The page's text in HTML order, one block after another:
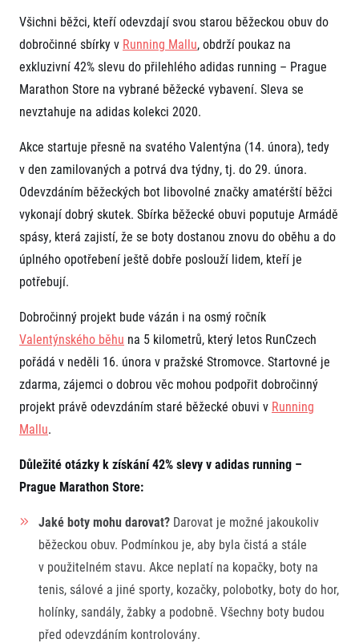
Mobilní aplikace RunCzech
Stáhněte si mobilní aplikaci RunCzech.
EuroHeroes Challenge 2019
Systém bodování
Pro závodníky
Pravidla a všeobecné informace
Vše k pojištění
Přeregistrace na jiného závodníka
Pověření k vyzvednutí čísla
Vaše Fotografie
Inspirace
Příběhy běžců
RunCzech Story
Komunity
Prvoběžci
RunCzech Kings & Queens
dm rodinná míle
Český maratonský klub
RunCzech Pacers
Running Doctors
Středoškoláci
Seznam neziskových organizací
Běžím pro stromy
Užitečné
Kontakt
Náš tým
Naši partneři
Historie
Pro veřejnost
FAQ (Často kladené dotazy)
Oznámení fúze
Dárkové poukazy
Šablony k dárkovému poukazu ke stažení
Pro média
Akreditace a vše k závodům
Tiskové zprávy
Poznámky pro editory
Magazíny
All Runners Are Beautiful
RunCzech Racing
Ekofilozofie
Running Mall
Vítejte v Running Mall
Kalendář
Individuální trénink
Firemní tréninky
Masáže
Titulární partneři
Všichni běžci, kteří odevzdají svou starou běžeckou obuv do
dobročinné sbírky v Running Mallu, obdrží poukaz na
exkluzivní 42% slevu do přilehlého adidas running – Prague
Marathon Store na vybrané běžecké vybavení. Sleva se
nevztahuje na adidas kolekci 2020.
Akce startuje přesně na svatého Valentýna (14. února), tedy
v den zamilovaných a potrvá dva týdny, tj. do 29. února.
Odevzdáním běžeckých bot libovolné značky amatérští běžci
vykonají dobrý skutek. Sbírka běžecké obuvi poputuje Armádě
spásy, která zajistí, že se boty dostanou znovu do oběhu a do
úplného opotřebení ještě dobře poslouží lidem, kteří je
potřebují.
Dobročinný projekt bude vázán i na osmý ročník
Valentýnského běhu na 5 kilometrů, který letos RunCzech
pořádá v neděli 16. února v pražské Stromovce. Startovné je
zdarma, zájemci o dobrou věc mohou podpořit dobročinný
projekt právě odevzdáním staré běžecké obuvi v Running
Mallu.
Důležité otázky k získání 42% slevy v adidas running –
Prague Marathon Store:
Jaké boty mohu darovat? Darovat je možné jakoukoliv
běžeckou obuv. Podmínkou je, aby byla čistá a stále
v použitelném stavu. Akce neplatí na kopačky, boty na
tenis, sálové a jiné sporty, kozačky, polobotky, boty do hor,
holínky, sandály, žabky a podobně. Všechny boty budou
před odevzdáním kontrolovány.